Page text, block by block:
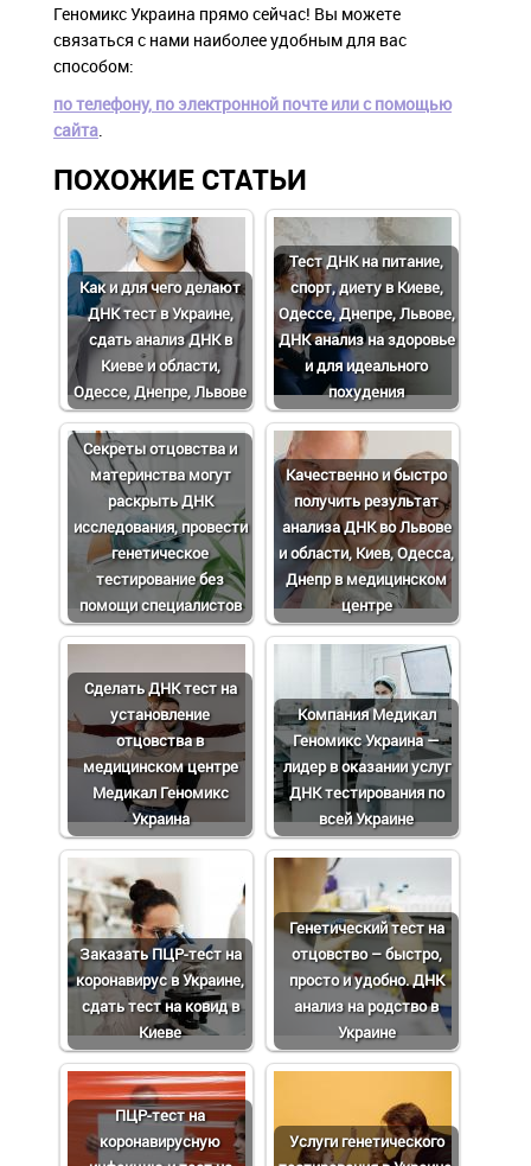
Геномикс Украина прямо сейчас! Вы можете
связаться с нами наиболее удобным для вас
способом:
по телефону, по электронной почте или с помощью
сайта
ПОХОЖИЕ СТАТЬИ
Как и для чего делают
ДНК тест в Украине,
сдать анализ ДНК в
Киеве и области,
Одессе, Днепре, Львове
Тест ДНК на питание,
спорт, диету в Киеве,
Одессе, Днепре, Львове,
ДНК анализ на здоровье
и для идеального
похудения
Cекреты отцовства и
материнства могут
раскрыть ДНК
исследования, провести
генетическое
тестирование без
помощи специалистов
Качественно и быстро
получить результат
анализа ДНК во Львове
и области, Киев, Одесса,
Днепр в медицинском
центре
Сделать ДНК тест на
установление
отцовства в
медицинском центре
Медикал Геномикс
Украина
Компания Медикал
Геномикс Украина —
лидер в оказании услуг
ДНК тестирования по
всей Украине
Заказать ПЦР-тест на
коронавирус в Украине,
сдать тест на ковид в
Киеве
Генетический тест на
отцовство – быстро,
просто и удобно. ДНК
анализ на родство в
Украине
ПЦР-тест на
коронавирусную
Услуги генетического